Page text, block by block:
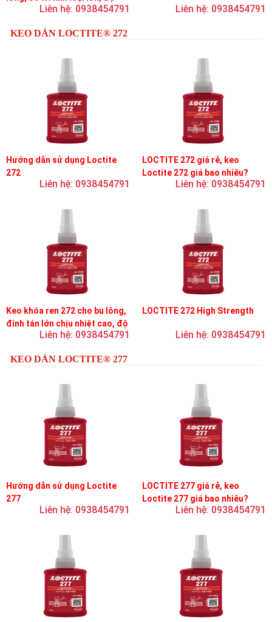
nhớt thấp, độ bền cao
Liên hệ: 0938454791 Liên hệ: 0938454791
KEO DÁN LOCTITE® 272
Hướng dẫn sử dụng Loctite
272
Liên hệ: 0938454791
LOCTITE 272 giá rẻ, keo
Loctite 272 giá bao nhiêu?
Liên hệ: 0938454791
Keo khóa ren 272 cho bu lông,
đinh tán lớn chịu nhiệt cao, độ
bền cao, độ nhớt trung bình
Liên hệ: 0938454791
LOCTITE 272 High Strength
Liên hệ: 0938454791
KEO DÁN LOCTITE® 277
Hướng dẫn sử dụng Loctite
277
Liên hệ: 0938454791
LOCTITE 277 giá rẻ, keo
Loctite 277 giá bao nhiêu?
Liên hệ: 0938454791